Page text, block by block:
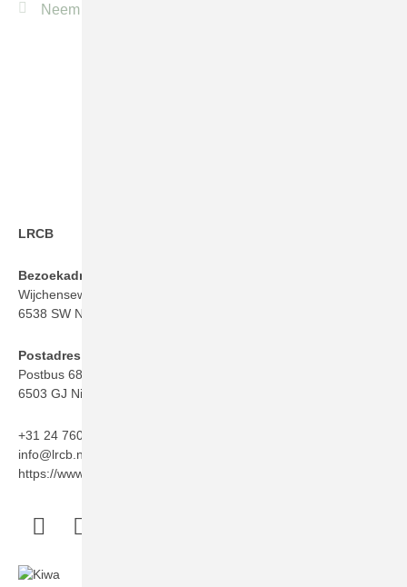
Neem contact op
LRCB
Bezoekadres
Wijchenseweg 101
6538 SW Nijmegen
Postadres
Postbus 6873
6503 GJ Nijmegen
+31 24 760 06 50
info@lrcb.nl
https://www.lrcb.nl